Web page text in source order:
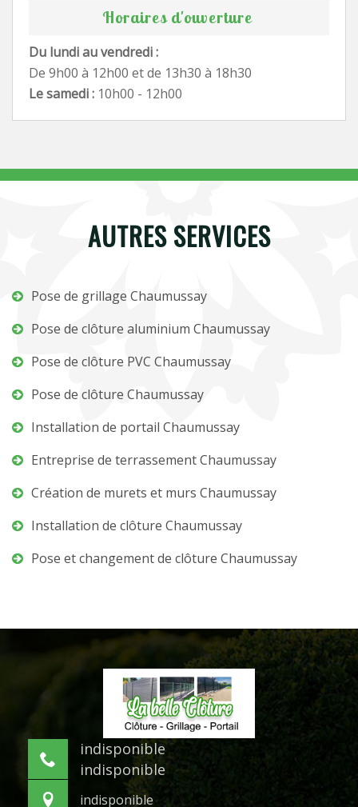
Horaires d'ouverture
Du lundi au vendredi :
De 9h00 à 12h00 et de 13h30 à 18h30
Le samedi : 10h00 - 12h00
AUTRES SERVICES
Pose de grillage Chaumussay
Pose de clôture aluminium Chaumussay
Pose de clôture PVC Chaumussay
Pose de clôture Chaumussay
Installation de portail Chaumussay
Entreprise de terrassement Chaumussay
Création de murets et murs Chaumussay
Installation de clôture Chaumussay
Pose et changement de clôture Chaumussay
indisponible
indisponible
indisponible